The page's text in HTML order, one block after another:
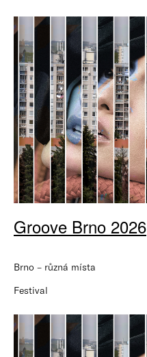
Groove Brno 2026
Brno – různá místa
Festival